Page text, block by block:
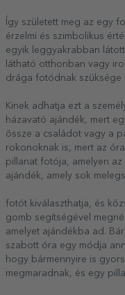
Így született meg az egy
érzelmi és szimbolikus
egyik leggyakrabban
látható otthonban vagy
drága fotódnak szüksége
Kinek adhatja ezt a
házavató ajándék, mert
össze a családot vagy a
rokonoknak is, mert az
pillanat fotója, amelyen
ajándék, amely sok
fotót kiválaszthatja, és
gomb segítségével
amelyet ajándékba ad.
szabott óra egy módja
hogy bármennyire is
megmaradnak, és egy